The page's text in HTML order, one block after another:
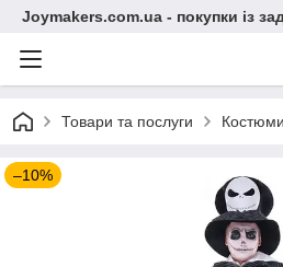
Joymakers.com.ua - покупки із
Товари та послуги
–10%